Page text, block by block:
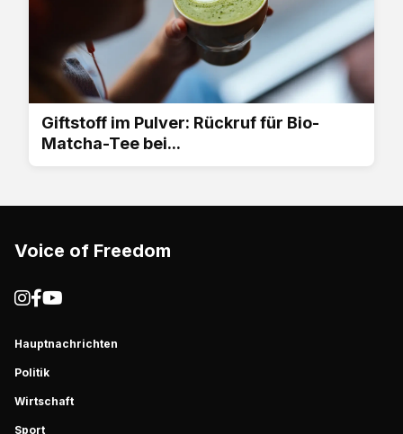
Giftstoff im Pulver: Rückruf für Bio-
Matcha-Tee bei...
Voice of Freedom
Hauptnachrichten
Politik
Wirtschaft
Sport